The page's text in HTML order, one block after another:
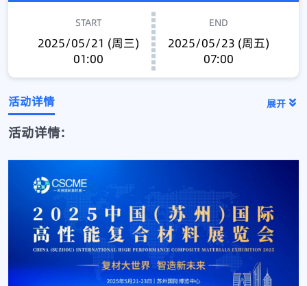
START
2025/05/21 (周三)
01:00
END
2025/05/23 (周五)
07:00
活动详情 展开
活动详情: